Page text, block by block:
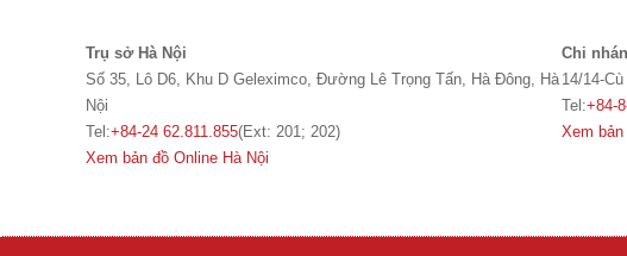
Trụ sở Hà Nội
Số 35, Lô D6, Khu D Geleximco, Đường Lê Trọng Tấn, Hà Đông, Hà
Nội
Tel:+84-24 62.811.855(Ext: 201; 202)
Xem bản đồ Online Hà Nội
Chi
14/14-
Tel:+84-
Xem